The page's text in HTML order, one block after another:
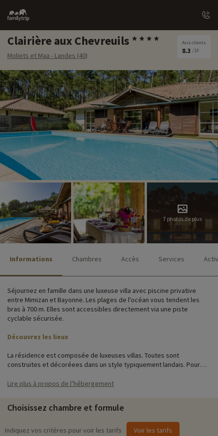
Family
trip
Clairière aux Chevreuils
Moliets et Maa - Landes (40)
Avis clients
8.3 /10
7 photos de plus
Informations Chambres Accès Services
Séjournez en famille dans une luxeuse villa avec piscine privative
entre Mimizan et Bayonne. Les plages de l'océan vous tendent les
bras à 700 m. Elles sont accessibles directement via une piste
cyclable sécurisée.
Découvrez les lieux
La résidence est composée de luxeuses villas. Toutes sont
construites et décoréees dans un style typiquement landais. Pour
arrivée et des viennoiseries sont livrées le premier matin. On ne fait
Chaque villa dispose de sa propre piscine avec sa terrasse en bois :
Lire plus à propos de l’hébergement
Choisissez chambre et formule
Indiquez vos critères pour voir les tarifs Voir les tarifs